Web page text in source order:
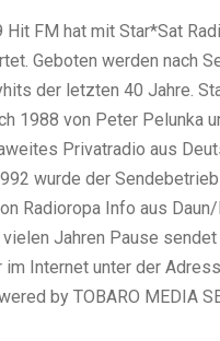
Hit FM hat mit Star*Sat
Geboten werden nach
der letzten 40 Jahre.
1988 von Peter Pelunka
Privatradio aus
wurde der
Radioropa Info aus
Jahren Pause
im Internet unter der
by TOBARO MEDIA